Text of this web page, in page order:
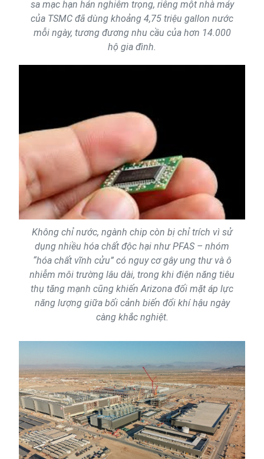
sa mạc hạn hán nghiêm trọng, riêng một nhà máy
của TSMC đã dùng khoảng 4,75 triệu gallon nước
mỗi ngày, tương đương nhu cầu của hơn 14.000
hộ gia đình.
Không chỉ nước, ngành chip còn bị chỉ trích vì sử
dụng nhiều hóa chất độc hại như PFAS – nhóm
“hóa chất vĩnh cửu” có nguy cơ gây ung thư và ô
nhiễm môi trường lâu dài, trong khi điện năng tiêu
thụ tăng mạnh cũng khiến Arizona đối mặt áp lực
năng lượng giữa bối cảnh biến đổi khí hậu ngày
càng khắc nghiệt.